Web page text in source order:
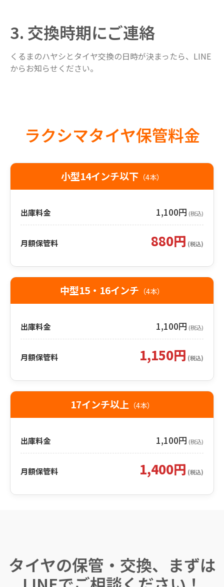
3. 交換時期にご連絡
くるまのハヤシとタイヤ交換の日時が決まったら、LINE
からお知らせください。
ラクシマタイヤ保管料金
小型14インチ以下（4本）
出庫料金 1,100円 (税込)
月額保管料 880円 (税込)
中型15・16インチ （4本）
出庫料金 1,100円 (税込)
月額保管料 1,150円 (税込)
17インチ以上 （4本）
出庫料金 1,100円 (税込)
月額保管料 1,400円 (税込)
タイヤの保管・交換、まずは